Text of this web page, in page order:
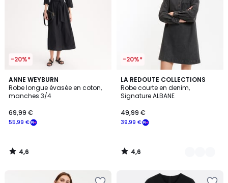
-20%*
ANNE WEYBURN
Robe longue évasée en coton,
manches 3/4
55,99 €
69,99 €
4,6
/ 5
4,6
/
-20%*
LA REDOUTE COLLECTIONS
Robe courte en denim,
Signature ALBANE
39,99 €
49,99 €
4,6
/ 5
2
Couleurs
4,6
/